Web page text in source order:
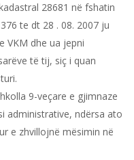
28681 në fshatin
te dt 28 . 08. 2007 ju
VKM dhe ua jepni
të tij, siç i quan
9-veçare e gjimnaze
administrative, ndërsa ato
e zhvillojnë mësimin në